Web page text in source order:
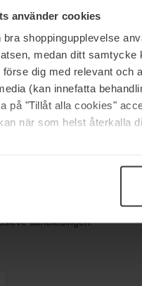
använder cookies
bra shoppingupplevelse
medan ditt
dig med relevant och
(kan innefatta
på "Tillåt alla cookies"
när som helst återkalla
ontvangen? We
aanbiedingen!